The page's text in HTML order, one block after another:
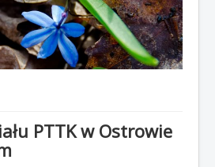
PTTK w Ostrowie